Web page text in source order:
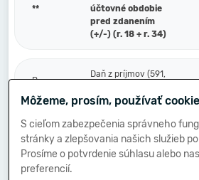
**
účtovné obdobie
pred zdanením
(+/-) (r. 18 + r. 34)
P.
Daň z príjmov (591,
Q.
Prevod podielov na
výsledku
hospodárenia
Môžeme, prosím, používať
S cieľom zabezpečenia správneho
stránky a zlepšovania našich služieb
Prosíme o potvrdenie súhlasu alebo
preferencií.